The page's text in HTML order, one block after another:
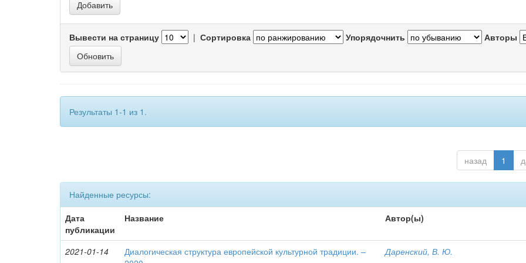
Вывести на страницу | Сортировка Упорядочнить Авторы
Результаты 1-1 из 1.
назад 1
Найденные ресурсы:
Дата
публикации
Название Автор(ы)
2021-01-14
Диалогическая структура европейской культурной традиции. –
Даренский, В. Ю.